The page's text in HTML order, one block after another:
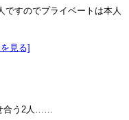
ですのでプライベートは本人
見る]
合う2人……